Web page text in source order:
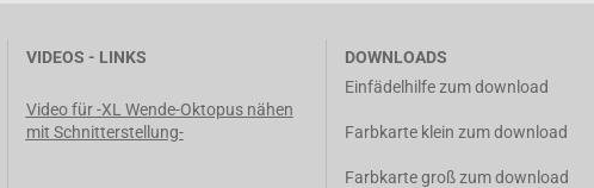
VIDEOS - LINKS
Video für -XL Wende-Oktopus nähen
mit Schnitterstellung-
DOWNLOADS
Einfädelhilfe zum download
Farbkarte klein zum download
Farbkarte groß zum download